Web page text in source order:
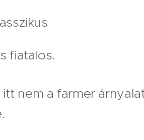
fiatalos.
itt nem a farmer